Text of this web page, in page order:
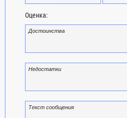
Оценка: